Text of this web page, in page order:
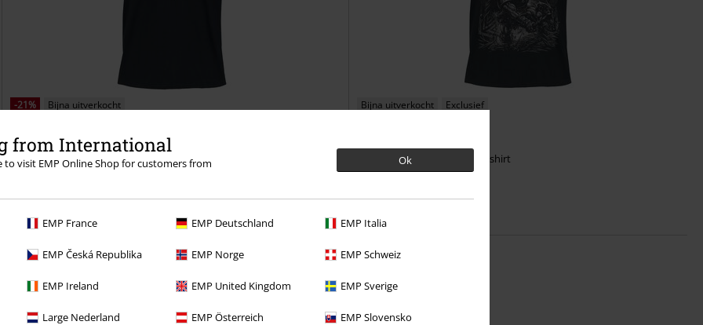
from International
to visit EMP Online Shop for customers from
Ok
EMP France EMP Deutschland EMP Italia
EMP Česká Republika EMP Norge EMP Schweiz
EMP Ireland EMP United Kingdom EMP Sverige
Large Nederland EMP Österreich EMP Slovensko
-21%
Bijna uitverkocht
€ 22,09
Demon Skull Arch Enemy T-shirt
Bijna uitverkocht Exclusief
Amon Amarth T-shirt